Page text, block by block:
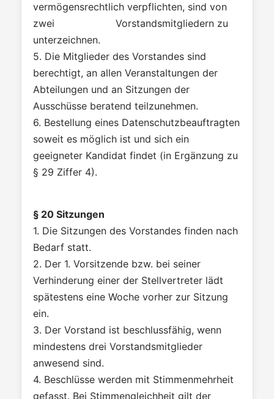
vermögensrechtlich verpflichten, sind von
zwei Vorstandsmitgliedern zu
unterzeichnen.
5. Die Mitglieder des Vorstandes sind
berechtigt, an allen Veranstaltungen der
Abteilungen und an Sitzungen der
Ausschüsse beratend teilzunehmen.
6. Bestellung eines Datenschutzbeauftragten
soweit es möglich ist und sich ein
geeigneter Kandidat findet (in Ergänzung zu
§ 29 Ziffer 4).
§ 20 Sitzungen
1. Die Sitzungen des Vorstandes finden nach
Bedarf statt.
2. Der 1. Vorsitzende bzw. bei seiner
Verhinderung einer der Stellvertreter lädt
spätestens eine Woche vorher zur Sitzung
ein.
3. Der Vorstand ist beschlussfähig, wenn
mindestens drei Vorstandsmitglieder
anwesend sind.
4. Beschlüsse werden mit Stimmenmehrheit
gefasst. Bei Stimmengleichheit gilt der